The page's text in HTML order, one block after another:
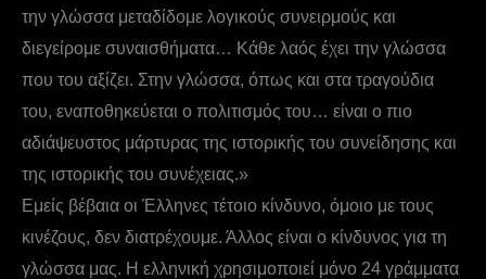
την γλώσσα μεταδίδομε λογικούς συνειρμούς και
διεγείρομε συναισθήματα… Κάθε λαός έχει την γλώσσα
που του αξίζει. Στην γλώσσα, όπως και στα τραγούδια
του, εναποθηκεύεται ο πολιτισμός του… είναι ο πιο
αδιάψευστος μάρτυρας της ιστορικής του συνείδησης και
της ιστορικής του συνέχειας.»
Εμείς βέβαια οι Έλληνες τέτοιο κίνδυνο, όμοιο με τους
κινέζους, δεν διατρέχουμε. Άλλος είναι ο κίνδυνος για τη
γλώσσα μας. Η ελληνική χρησιμοποιεί μόνο 24 γράμματα